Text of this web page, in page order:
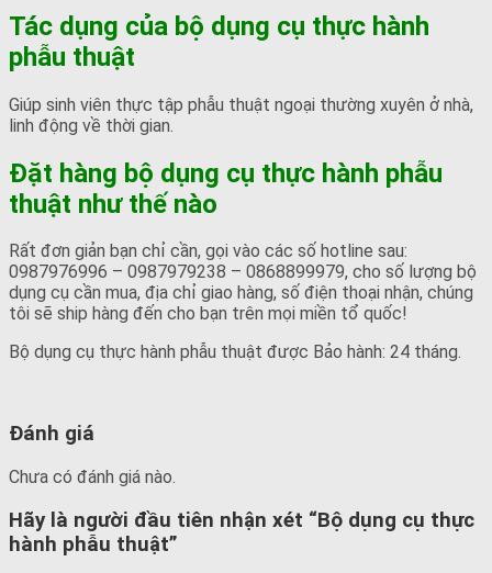
Tác dụng của bộ dụng cụ thực hành
phẫu thuật
Giúp sinh viên thực tập phẫu thuật ngoại thường xuyên ở nhà,
linh động về thời gian.
Đặt hàng bộ dụng cụ thực hành phẫu
thuật như thế nào
Rất đơn giản bạn chỉ cần, gọi vào các số hotline sau:
0987976996 – 0987979238 – 0868899979, cho số lượng bộ
dụng cụ cần mua, địa chỉ giao hàng, số điện thoại nhận, chúng
tôi sẽ ship hàng đến cho bạn trên mọi miền tổ quốc!
Bộ dụng cụ thực hành phẫu thuật được Bảo hành: 24 tháng.
Đánh giá
Chưa có đánh giá nào.
Hãy là người đầu tiên nhận xét “Bộ dụng cụ thực
hành phẫu thuật”